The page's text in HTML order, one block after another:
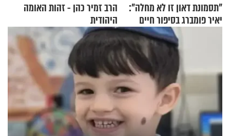
"תסמונת דאון זו לא מחלה":
יאיר פומברג בסיפור חיים
מעורר השראה
הרב זמיר כהן - זהות האומה
היהודית